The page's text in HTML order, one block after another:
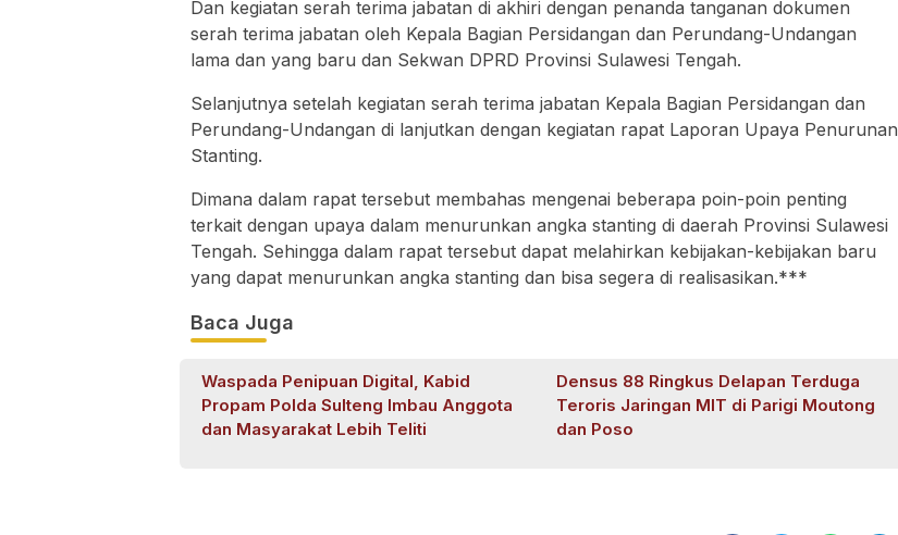
Dan kegiatan serah terima jabatan di akhiri dengan penanda tanganan dokumen
serah terima jabatan oleh Kepala Bagian Persidangan dan Perundang-Undangan
lama dan yang baru dan Sekwan DPRD Provinsi Sulawesi Tengah.
Selanjutnya setelah kegiatan serah terima jabatan Kepala Bagian Persidangan dan
Perundang-Undangan di lanjutkan dengan kegiatan rapat Laporan Upaya Penurunan
Stanting.
Dimana dalam rapat tersebut membahas mengenai beberapa poin-poin penting
terkait dengan upaya dalam menurunkan angka stanting di daerah Provinsi Sulawesi
Tengah. Sehingga dalam rapat tersebut dapat melahirkan kebijakan-kebijakan baru
yang dapat menurunkan angka stanting dan bisa segera di realisasikan.***
Baca Juga
Waspada Penipuan Digital, Kabid
Propam Polda Sulteng Imbau Anggota
dan Masyarakat Lebih Teliti
Densus 88 Ringkus Delapan Terduga
Teroris Jaringan MIT di Parigi Moutong
dan Poso